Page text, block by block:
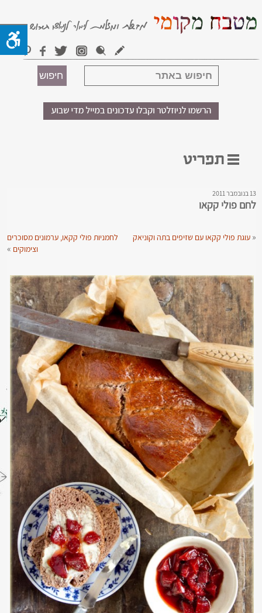
13 בנובמבר 2011
לחם פולי קקאו
« עוגת פולי קקאו עם שזיפים בתה וקוניאק
לחמניות פולי קקאו, ערמונים מסוכרים
וצימוקים»